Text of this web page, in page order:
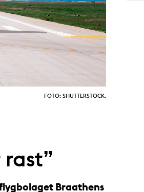
FOTO: SHUTTERSTOCK.
Braathens